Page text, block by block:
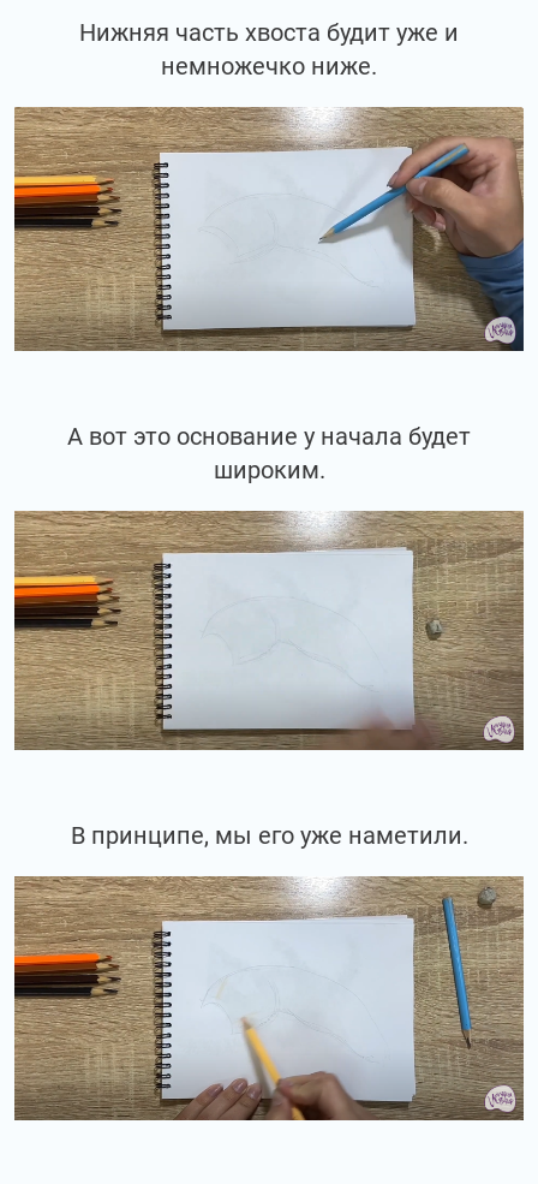
Нижняя часть хвоста будит уже и
немножечко ниже.
А вот это основание у начала будет
широким.
В принципе, мы его уже наметили.